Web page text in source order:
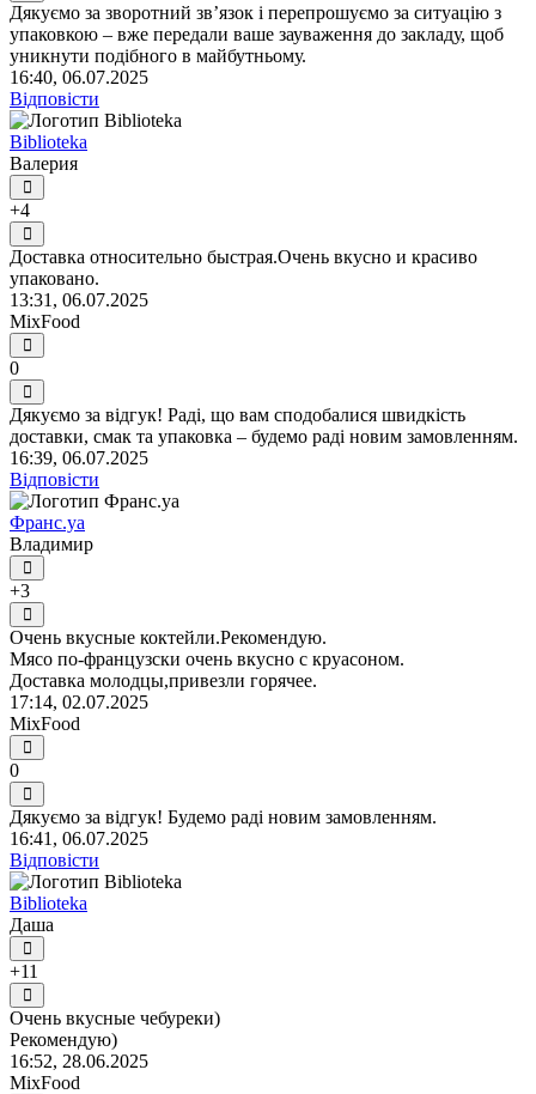
Дякуємо за зворотний зв’язок і перепрошуємо за ситуацію з
упаковкою – вже передали ваше зауваження до закладу, щоб
уникнути подібного в майбутньому.
16:40, 06.07.2025
Відповісти
Biblioteka
Валерия
+4
Доставка относительно быстрая.Очень вкусно и красиво
упаковано.
13:31, 06.07.2025
MixFood
0
Дякуємо за відгук! Раді, що вам сподобалися швидкість
доставки, смак та упаковка – будемо раді новим замовленням.
16:39, 06.07.2025
Відповісти
Франс.уа
Владимир
+3
Очень вкусные коктейли.Рекомендую.
Мясо по-французски очень вкусно с круасоном.
Доставка молодцы,привезли горячее.
17:14, 02.07.2025
MixFood
0
Дякуємо за відгук! Будемо раді новим замовленням.
16:41, 06.07.2025
Відповісти
Biblioteka
Даша
+11
Очень вкусные чебуреки)
Рекомендую)
16:52, 28.06.2025
MixFood